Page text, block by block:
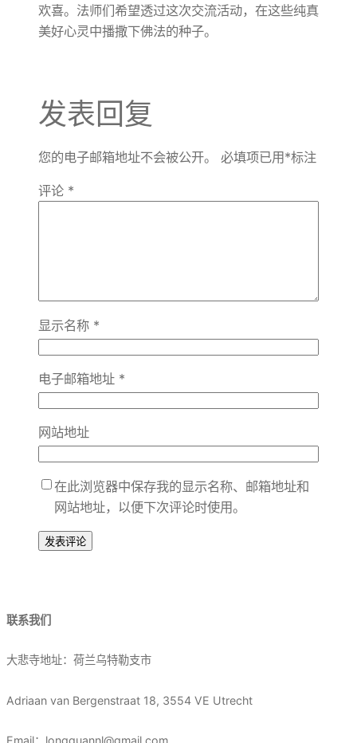
欢喜。法师们希望透过这次交流活动，在这些纯真
美好心灵中播撒下佛法的种子。
发表回复
您的电子邮箱地址不会被公开。 必填项已用*标注
评论 *
显示名称 *
电子邮箱地址 *
网站地址
在此浏览器中保存我的显示名称、邮箱地址和
网站地址，以便下次评论时使用。
联系我们
大悲寺地址：荷兰乌特勒支市
Adriaan van Bergenstraat 18, 3554 VE Utrecht